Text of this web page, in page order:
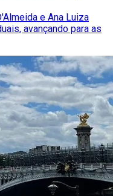
e Ana Luiza
avançando para as